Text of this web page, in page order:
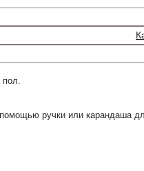
пол.
помощью ручки или карандаша